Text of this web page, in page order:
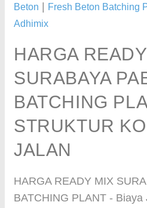
Beton
Fresh Beton Batching
Adhimix
HARGA
SURABAYA
BATCHING
STRUKTUR
JALAN
HARGA READY MIX
BATCHING PLANT - Biaya